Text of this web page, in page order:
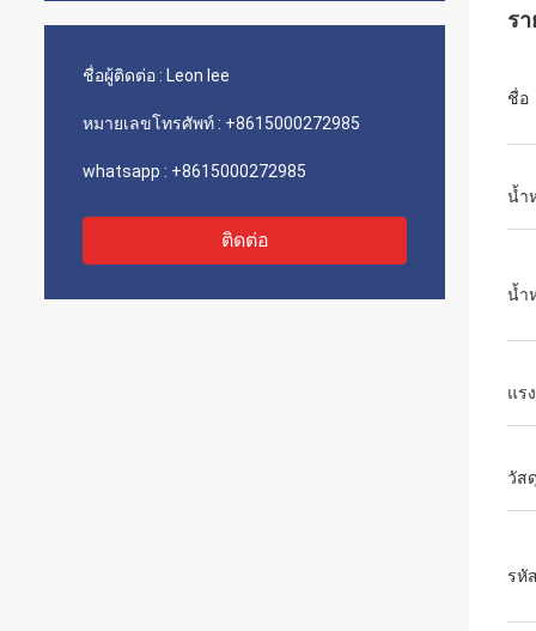
ชื่อผู้ติดต่อ : Leon lee
หมายเลขโทรศัพท์ : +8615000272985
whatsapp : +8615000272985
ติดต่อ
ร
ชื่อ
น้ำ
น้ำ
แร
วัส
รหั